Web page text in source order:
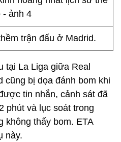
trận đấu ở Madrid.
tại La Liga giữa Real
cũng bị dọa đánh bom khi
tin nhắn, cảnh sát đã
phút và lục soát trong
không thấy bom. ETA
này.